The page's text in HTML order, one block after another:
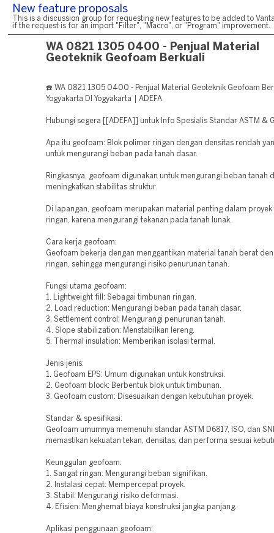
New feature proposals
This is a discussion group for requesting new features to be added to
if the request is for an import "Filter", "Macro", or "Program" improvement.
WA 0821 1305 0400 - Penjual Material
Geoteknik Geofoam Berkuali
☎️ WA 0821 1305 0400 - Penjual Material Geoteknik Geofoam
Yogyakarta DI Yogyakarta | ADEFA
Hubungi segera [[ADEFA]] untuk Info Spesialis Standar ASTM &
Apa itu geofoam: Blok polimer ringan dengan densitas rendah
untuk mengurangi beban pada tanah dasar.
Ringkasnya, geofoam digunakan untuk mengurangi beban tanah
meningkatkan stabilitas struktur.
Di lapangan, geofoam merupakan material penting dalam
ringan, karena mengurangi tekanan pada tanah lunak.
Cara kerja geofoam:
Geofoam bekerja dengan menggantikan material tanah berat
ringan, sehingga mengurangi risiko penurunan tanah.
Fungsi utama geofoam:
1. Lightweight fill: Sebagai timbunan ringan.
2. Load reduction: Mengurangi beban pada tanah dasar.
3. Settlement control: Mengurangi penurunan tanah.
4. Slope stabilization: Menstabilkan lereng.
5. Thermal insulation: Memberikan isolasi termal.
Jenis-jenis:
1. Geofoam EPS: Umum digunakan untuk konstruksi.
2. Geofoam block: Berbentuk blok untuk timbunan.
3. Geofoam custom: Disesuaikan dengan kebutuhan proyek.
Standar & spesifikasi:
Geofoam umumnya memenuhi standar ASTM D6817, ISO, dan
memastikan kekuatan tekan, densitas, dan performa sesuai
Keunggulan geofoam:
1. Sangat ringan: Mengurangi beban signifikan.
2. Instalasi cepat: Mempercepat proyek.
3. Stabil: Mengurangi risiko deformasi.
4. Efisien: Menghemat biaya konstruksi jangka panjang.
Aplikasi penggunaan geofoam: